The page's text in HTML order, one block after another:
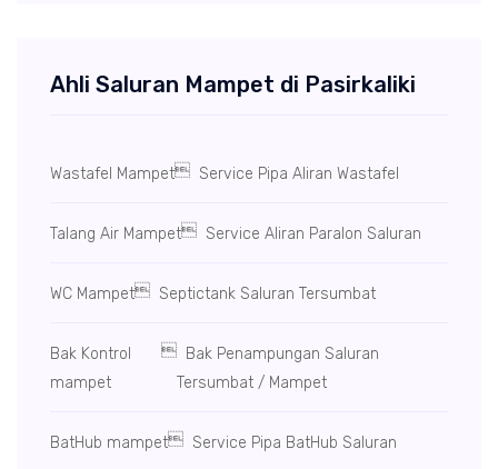
Ahli Saluran Mampet di Pasirkaliki
Wastafel Mampet Service Pipa Aliran Wastafel
Talang Air Mampet Service Aliran Paralon Saluran
WC Mampet Septictank Saluran Tersumbat
Bak Kontrol
mampet
 Bak Penampungan Saluran
Tersumbat / Mampet
BatHub mampet Service Pipa BatHub Saluran